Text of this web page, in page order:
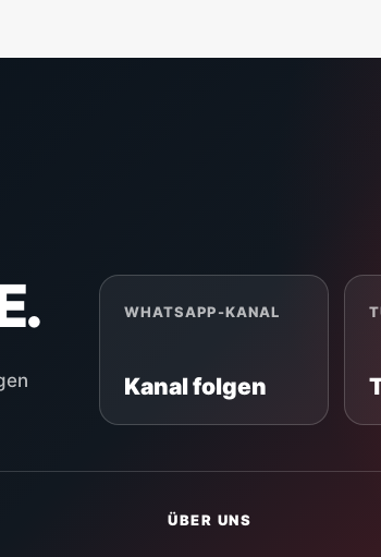
WHATSAPP-KANAL
Kanal folgen
ÜBER UNS